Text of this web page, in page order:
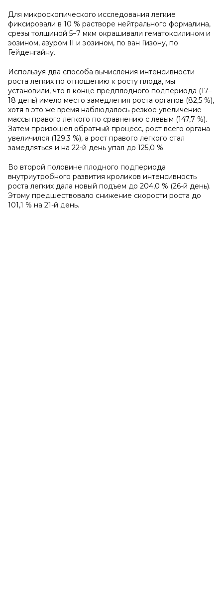
Для микроскопического исследования легкие
фиксировали в 10 % растворе нейтрального формалина,
срезы толщиной 5–7 мкм окрашивали гематоксилином и
эозином, азуром II и эозином, по ван Гизону, по
Гейденгайну.
Используя два способа вычисления интенсивности
роста легких по отношению к росту плода, мы
установили, что в конце предплодного подпериода (17–
18 день) имело место замедления роста органов (82,5 %),
хотя в это же время наблюдалось резкое увеличение
массы правого легкого по сравнению с левым (147,7 %).
Затем произошел обратный процесс, рост всего органа
увеличился (129,3 %), а рост правого легкого стал
замедляться и на 22-й день упал до 125,0 %.
Во второй половине плодного подпериода
внутриутробного развития кроликов интенсивность
роста легких дала новый подъем до 204,0 % (26-й день).
Этому предшествовало снижение скорости роста до
101,1 % на 21-й день.